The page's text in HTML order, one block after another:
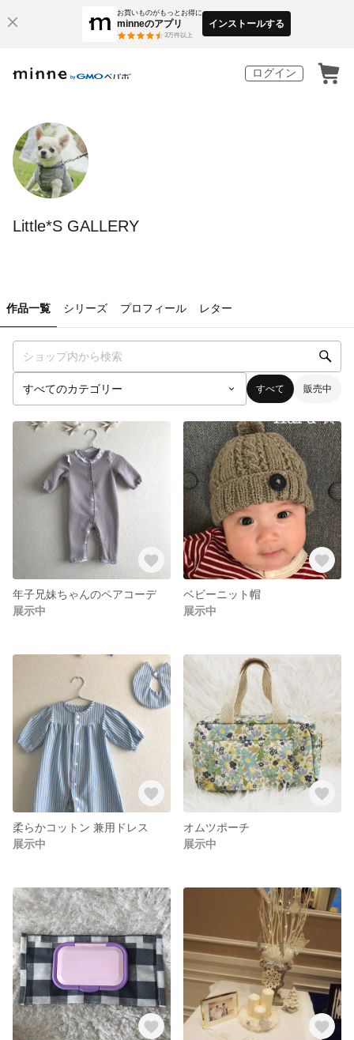
お買いものがもっとお得に
minneのアプリ
3万件以上
インストールする
ログイン
Little*S GALLERY
作品一覧 シリーズ プロフィール レター
すべて 販売中
年子兄妹ちゃんのペアコーデ
展示中
ベビーニット帽
展示中
柔らかコットン 兼用ドレス
展示中
オムツポーチ
展示中